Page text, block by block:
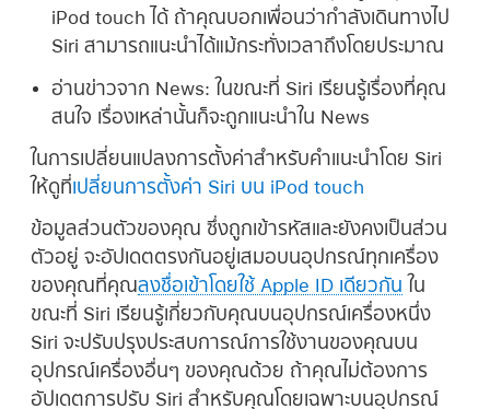
iPod touch ได้ ถ้าคุณบอกเพื่อนว่ากำลังเดินทางไป
Siri สามารถแนะนำได้แม้กระทั่งเวลาถึงโดยประมาณ
อ่านข่าวจาก News: ในขณะที่ Siri เรียนรู้เรื่องที่คุณ
สนใจ เรื่องเหล่านั้นก็จะถูกแนะนำใน News
ในการเปลี่ยนแปลงการตั้งค่าสำหรับคำแนะนำโดย Siri
ให้ดูที่เปลี่ยนการตั้งค่า Siri บน iPod touch
ข้อมูลส่วนตัวของคุณ ซึ่งถูกเข้ารหัสและยังคงเป็นส่วน
ตัวอยู่ จะอัปเดตตรงกันอยู่เสมอบนอุปกรณ์ทุกเครื่อง
ของคุณที่คุณลงชื่อเข้าโดยใช้ Apple ID เดียวกัน ใน
ขณะที่ Siri เรียนรู้เกี่ยวกับคุณบนอุปกรณ์เครื่องหนึ่ง
Siri จะปรับปรุงประสบการณ์การใช้งานของคุณบน
อุปกรณ์เครื่องอื่นๆ ของคุณด้วย ถ้าคุณไม่ต้องการ
อัปเดตการปรับ Siri สำหรับคุณโดยเฉพาะบนอุปกรณ์